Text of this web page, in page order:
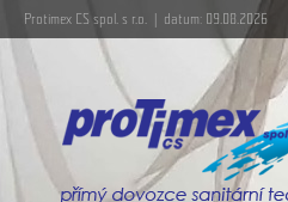
Protimex CS spol. s r.o. | datum: 09.08.2026